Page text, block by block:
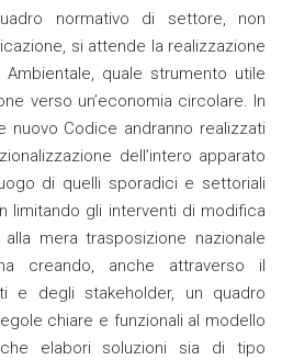
normativo di settore, non
si attende la realizzazione
quale strumento utile
verso un’economia circolare. In
nuovo Codice andranno realizzati
dell’intero apparato
di quelli sporadici e settoriali
limitando gli interventi di modifica
mera trasposizione nazionale
creando, anche attraverso il
e degli stakeholder, un quadro
chiare e funzionali al modello
elabori soluzioni sia di tipo